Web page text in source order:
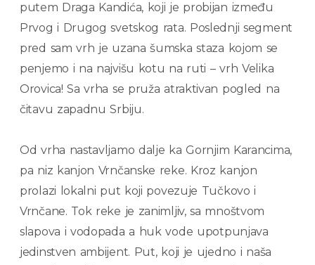
putem Draga Kandića, koji je probijan između
Prvog i Drugog svetskog rata. Poslednji segment
pred sam vrh je uzana šumska staza kojom se
penjemo i na najvišu kotu na ruti – vrh Velika
Orovica! Sa vrha se pruža atraktivan pogled na
čitavu zapadnu Srbiju.
Od vrha nastavljamo dalje ka Gornjim Karancima,
pa niz kanjon Vrnčanske reke. Kroz kanjon
prolazi lokalni put koji povezuje Tučkovo i
Vrnčane. Tok reke je zanimljiv, sa mnoštvom
slapova i vodopada a huk vode upotpunjava
jedinstven ambijent. Put, koji je ujedno i naša